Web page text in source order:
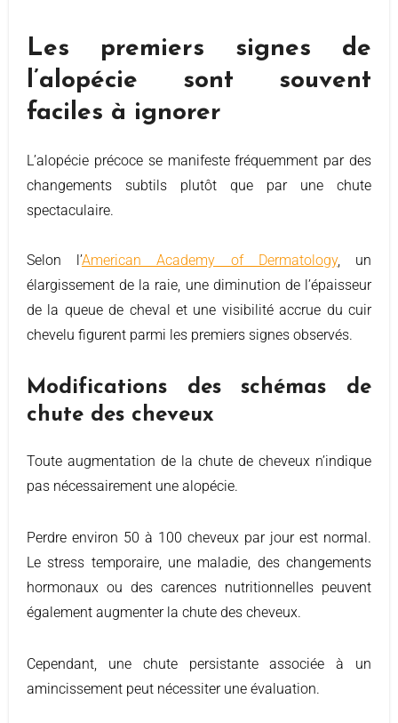
Les premiers signes de
l’alopécie sont souvent
faciles à ignorer
L’alopécie précoce se manifeste fréquemment par des
changements subtils plutôt que par une chute
spectaculaire.
Selon l’American Academy of Dermatology, un
élargissement de la raie, une diminution de l’épaisseur
de la queue de cheval et une visibilité accrue du cuir
chevelu figurent parmi les premiers signes observés.
Modifications des schémas de
chute des cheveux
Toute augmentation de la chute de cheveux n’indique
pas nécessairement une alopécie.
Perdre environ 50 à 100 cheveux par jour est normal.
Le stress temporaire, une maladie, des changements
hormonaux ou des carences nutritionnelles peuvent
également augmenter la chute des cheveux.
Cependant, une chute persistante associée à un
amincissement peut nécessiter une évaluation.